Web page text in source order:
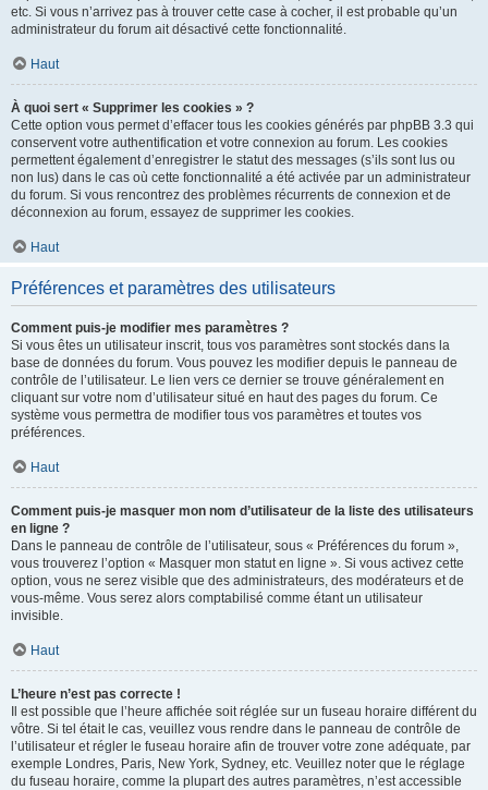
etc. Si vous n’arrivez pas à trouver cette case à cocher, il est probable qu’un
administrateur du forum ait désactivé cette fonctionnalité.
Haut
À quoi sert « Supprimer les cookies » ?
Cette option vous permet d’effacer tous les cookies générés par phpBB 3.3 qui
conservent votre authentification et votre connexion au forum. Les cookies
permettent également d’enregistrer le statut des messages (s’ils sont lus ou
non lus) dans le cas où cette fonctionnalité a été activée par un administrateur
du forum. Si vous rencontrez des problèmes récurrents de connexion et de
déconnexion au forum, essayez de supprimer les cookies.
Haut
Préférences et paramètres des utilisateurs
Comment puis-je modifier mes paramètres ?
Si vous êtes un utilisateur inscrit, tous vos paramètres sont stockés dans la
base de données du forum. Vous pouvez les modifier depuis le panneau de
contrôle de l’utilisateur. Le lien vers ce dernier se trouve généralement en
cliquant sur votre nom d’utilisateur situé en haut des pages du forum. Ce
système vous permettra de modifier tous vos paramètres et toutes vos
préférences.
Haut
Comment puis-je masquer mon nom d’utilisateur de la liste des utilisateurs
en ligne ?
Dans le panneau de contrôle de l’utilisateur, sous « Préférences du forum »,
vous trouverez l’option « Masquer mon statut en ligne ». Si vous activez cette
option, vous ne serez visible que des administrateurs, des modérateurs et de
vous-même. Vous serez alors comptabilisé comme étant un utilisateur
invisible.
Haut
L’heure n’est pas correcte !
Il est possible que l’heure affichée soit réglée sur un fuseau horaire différent du
vôtre. Si tel était le cas, veuillez vous rendre dans le panneau de contrôle de
l’utilisateur et régler le fuseau horaire afin de trouver votre zone adéquate, par
exemple Londres, Paris, New York, Sydney, etc. Veuillez noter que le réglage
du fuseau horaire, comme la plupart des autres paramètres, n’est accessible